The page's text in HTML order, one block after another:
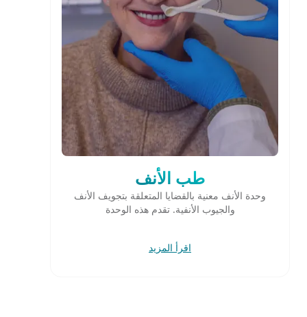
طب الأنف
وحدة الأنف معنية بالقضايا المتعلقة بتجويف الأنف
والجيوب الأنفية. تقدم هذه الوحدة
اقرأ المزيد